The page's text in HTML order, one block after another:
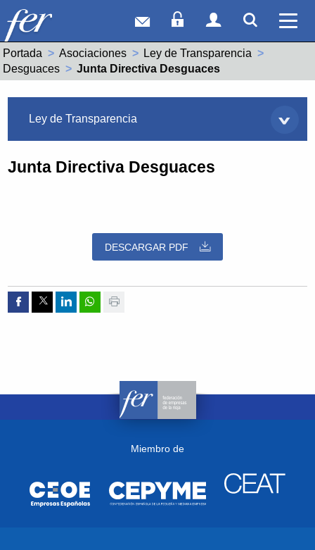
Correo webAcceso Socios
Acceso
Portada Asociaciones
Ley de Transparencia
Desguaces
Actual:
Junta Directiva Desguaces
Ley de Transparencia
Junta Directiva Desguaces
DESCARGAR PDF
Compartir por Facebook
Compartir por Twitter
Compartir por Linkedin
Compartir por whatsapp
Imprimir
Miembro de